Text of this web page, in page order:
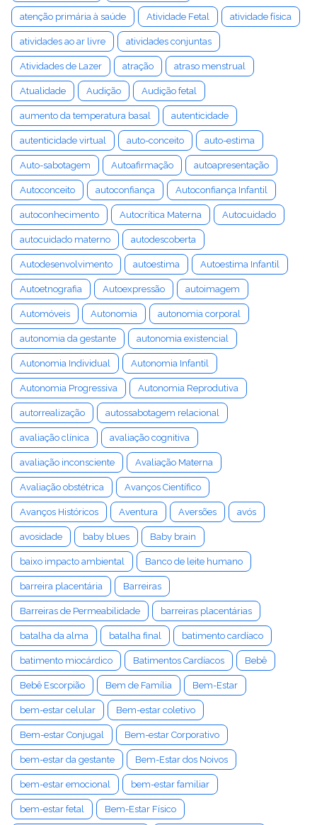
atenção primária à saúde Atividade Fetal atividade física
atividades ao ar livre atividades conjuntas
Atividades de Lazer atração atraso menstrual
Atualidade Audição Audição fetal
aumento da temperatura basal autenticidade
autenticidade virtual auto-conceito auto-estima
Auto-sabotagem Autoafirmação autoapresentação
Autoconceito autoconfiança Autoconfiança Infantil
autoconhecimento Autocrítica Materna Autocuidado
autocuidado materno autodescoberta
Autodesenvolvimento autoestima Autoestima Infantil
Autoetnografia Autoexpressão autoimagem
Automóveis Autonomia autonomia corporal
autonomia da gestante autonomia existencial
Autonomia Individual Autonomia Infantil
Autonomia Progressiva Autonomia Reprodutiva
autorrealização autossabotagem relacional
avaliação clínica avaliação cognitiva
avaliação inconsciente Avaliação Materna
Avaliação obstétrica Avanços Científico
Avanços Históricos Aventura Aversões avós
avosidade baby blues Baby brain
baixo impacto ambiental Banco de leite humano
barreira placentária Barreiras
Barreiras de Permeabilidade barreiras placentárias
batalha da alma batalha final batimento cardíaco
batimento miocárdico Batimentos Cardíacos Bebê
Bebê Escorpião Bem de Família Bem-Estar
bem-estar celular Bem-estar coletivo
Bem-estar Conjugal Bem-estar Corporativo
bem-estar da gestante Bem-Estar dos Noivos
bem-estar emocional bem-estar familiar
bem-estar fetal Bem-Estar Físico